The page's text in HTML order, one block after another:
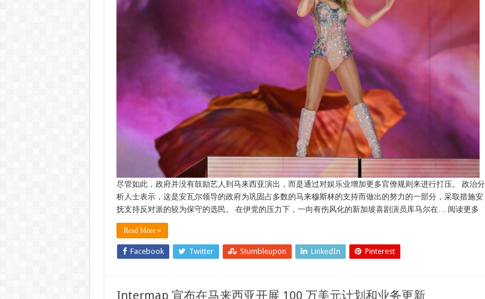
尽管如此，政府并没有鼓励艺人到马来西亚演出，而是通过对娱乐业增加更多官僚规则来进行打压。 政治分
析人士表示，这是安瓦尔领导的政府为巩固占多数的马来穆斯林的支持而做出的努力的一部分，采取措施安
抚支持反对派的较为保守的选民。 在伊党的压力下，一向有伤风化的新加坡喜剧演员库马尔在… 阅读更多
Read More »
Facebook Twitter Stumbleupon LinkedIn Pinterest
Intermap 宣布在马来西亚开展 100 万美元计划和业务更新